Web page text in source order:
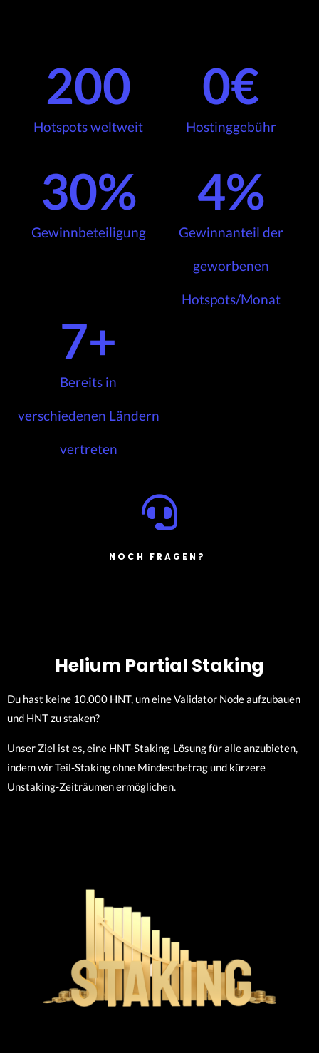
200
Hotspots weltweit
0€
Hostinggebühr
30%
Gewinnbeteiligung
4%
Gewinnanteil der
geworbenen
Hotspots/Monat​
7+
Bereits in
verschiedenen Ländern
vertreten
NOCH FRAGEN?
Helium Partial Staking
Du hast keine 10.000 HNT, um eine Validator Node aufzubauen
und HNT zu staken?
Unser Ziel ist es, eine HNT-Staking-Lösung für alle anzubieten,
indem wir Teil-Staking ohne Mindestbetrag und kürzere
Unstaking-Zeiträumen ermöglichen.